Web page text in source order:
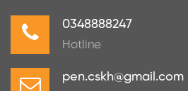
0348888247
Hotline
pen.cskh@gmail.com